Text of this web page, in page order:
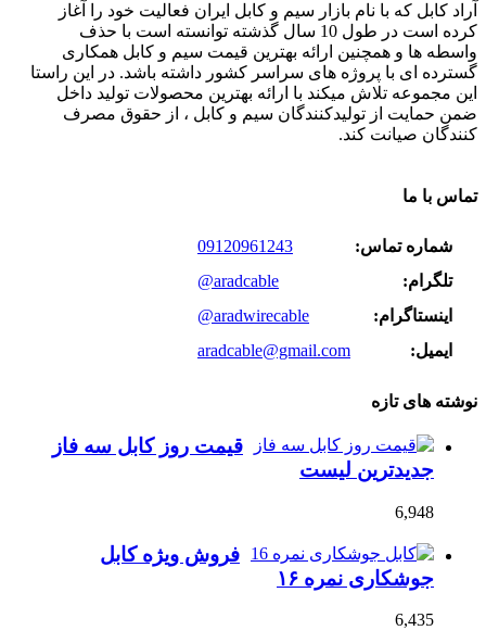
آراد کابل که با نام بازار سیم و کابل ایران فعالیت خود را آغاز
کرده است در طول 10 سال گذشته توانسته است با حذف
واسطه ها و همچنین ارائه بهترین قیمت سیم و کابل همکاری
گسترده ای با پروژه های سراسر کشور داشته باشد. در این راستا
این مجموعه تلاش میکند با ارائه بهترین محصولات تولید داخل
ضمن حمایت از تولیدکنندگان سیم و کابل ، از حقوق مصرف
کنندگان صیانت کند.
تماس با ما
شماره تماس:
09120961243
تلگرام:
@aradcable
اینستاگرام:
@aradwirecable
ایمیل:
aradcable@gmail.com
نوشته های تازه
قیمت روز کابل سه فاز
جدیدترین لیست
6,948
فروش ویژه کابل
جوشکاری نمره ۱۶
6,435